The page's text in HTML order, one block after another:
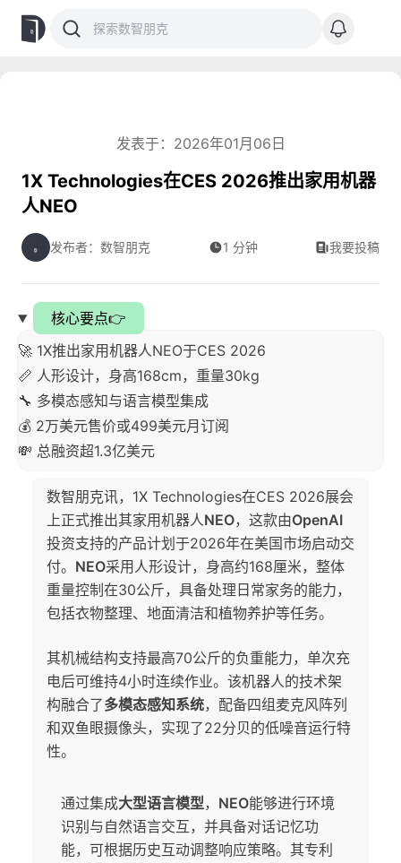
发表于：2026年01月06日
1X Technologies在CES 2026推出家用机器
人NEO
发布者：数智朋克 1 分钟 我要投稿
核心要点👉
🚀 1X推出家用机器人NEO于CES 2026
📏 人形设计，身高168cm，重量30kg
🔧 多模态感知与语言模型集成
💰 2万美元售价或499美元月订阅
💸 总融资超1.3亿美元
数智朋克讯，1X Technologies在CES 2026展会
上正式推出其家用机器人NEO，这款由OpenAI
投资支持的产品计划于2026年在美国市场启动交
付。 NEO采用人形设计，身高约168厘米，整体
重量控制在30公斤，具备处理日常家务的能力，
包括衣物整理、地面清洁和植物养护等任务。
其机械结构支持最高70公斤的负重能力，单次充
电后可维持4小时连续作业。该机器人的技术架
构融合了多模态感知系统，配备四组麦克风阵列
和双鱼眼摄像头，实现了22分贝的低噪音运行特
性。
通过集成大型语言模型， NEO能够进行环境
识别与自然语言交互，并具备对话记忆功
能，可根据历史互动调整响应策略。其专利